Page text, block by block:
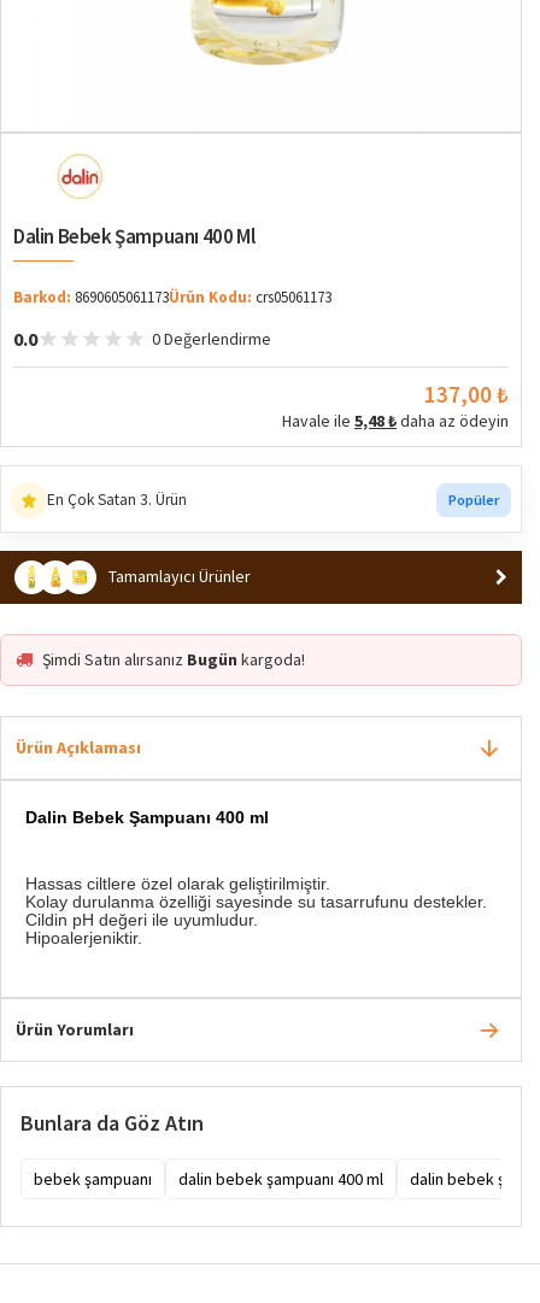
Dalin Bebek Şampuanı 400 Ml
Barkod: 8690605061173Ürün Kodu: crs05061173
0.0 0 Değerlendirme
137,00 ₺
Havale ile 5,48 ₺daha az ödeyin
2. ürüne %5 indirim Sepette
Trend
En Çok Satan 3. Ürün Popüler
Tamamlayıcı Ürünler
Şimdi Satın alırsanız Bugün kargoda!
Ürün Açıklaması
Dalin Bebek Şampuanı 400 ml
Hassas ciltlere özel olarak geliştirilmiştir.
Kolay durulanma özelliği sayesinde su tasarrufunu destekler.
Cildin pH değeri ile uyumludur.
Hipoalerjeniktir.
Ürün Yorumları
Bunlara da Göz Atın
bebek şampuanı dalin bebek şampuanı 400 ml dalin bebek